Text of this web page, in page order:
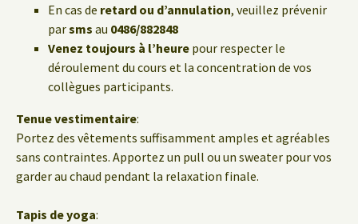
En cas de retard ou d’annulation, veuillez prévenir
parsms au 0486/882848
Venez toujours à l’heure pour respecter le
déroulement du cours et la concentration de vos
collègues participants.
Tenue vestimentaire:
Portez des vêtements suffisamment amples et agréables
sans contraintes. Apportez un pull ou un sweater pour vos
garder au chaud pendant la relaxation finale.
Tapis de yoga: